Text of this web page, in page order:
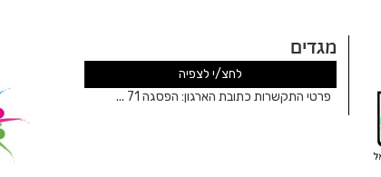
מגדים
פרטי התקשרות כתובת הארגון: הפסגה 71 ...
לחצ/י לצפיה